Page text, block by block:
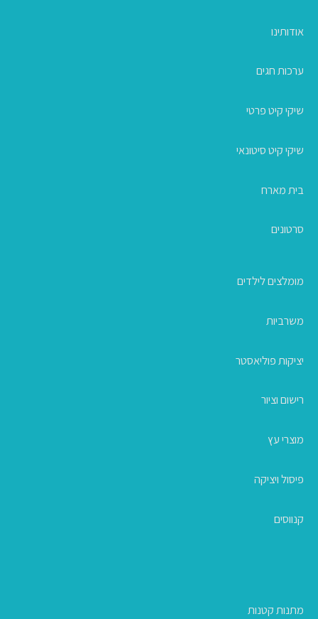
אודותינו
ערכות חגים
שיקי קיט פרטי
שיקי קיט סיטונאי
בית מארח
סרטונים
מומלצים לילדים
משרביות
יציקות פוליאסטר
רישום וציור
מוצרי עץ
פיסול ויציקה
קנווסים
מתנות קטנות